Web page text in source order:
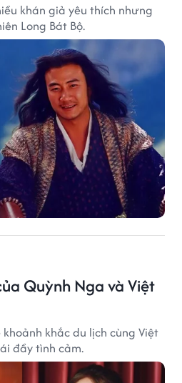
khán giả yêu thích nhưng
Long Bát Bộ.
Quỳnh Nga và Việt
khắc du lịch cùng Việt
đầy tình cảm.